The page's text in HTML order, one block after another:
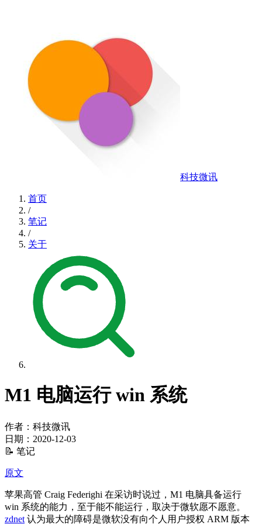
科技微讯
首页
/
笔记
/
关于
M1 电脑运行 win 系统
作者：科技微讯
日期： 2020-12-03
📝 笔记
原文
苹果高管 Craig Federighi 在采访时说过，M1 电脑具备运行
win 系统的能力，至于能不能运行，取决于微软愿不愿意。
zdnet 认为最大的障碍是微软没有向个人用户授权 ARM 版本